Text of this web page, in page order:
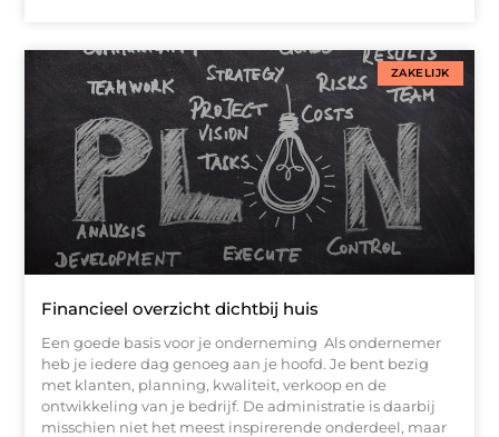
ZAKELIJK
Financieel overzicht dichtbij huis
Een goede basis voor je onderneming Als ondernemer
heb je iedere dag genoeg aan je hoofd. Je bent bezig
met klanten, planning, kwaliteit, verkoop en de
ontwikkeling van je bedrijf. De administratie is daarbij
misschien niet het meest inspirerende onderdeel, maar